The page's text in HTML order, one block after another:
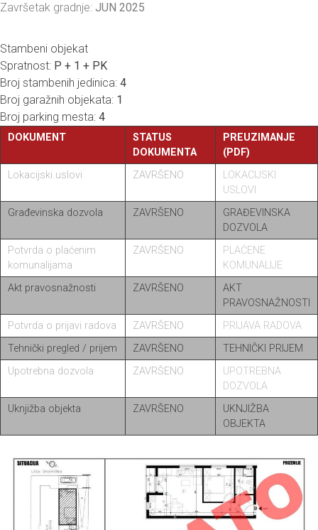
Završetak gradnje: JUN 2025
Stambeni objekat
Spratnost: P + 1 + PK
Broj stambenih jedinica: 4
Broj garažnih objekata: 1
Broj parking mesta: 4
DOKUMENT
STATUS
DOKUMENTA
PREUZIMANJE
(PDF)
Lokacijski uslovi
ZAVRŠENO
LOKACIJSKI
USLOVI
Građevinska dozvola
ZAVRŠENO
GRAĐEVINSKA
DOZVOLA
Potvrda o plaćenim
komunalijama
ZAVRŠENO
PLAĆENE
KOMUNALIJE
Akt pravosnažnosti
ZAVRŠENO
AKT
PRAVOSNAŽNOSTI
Potvrda o prijavi radova
ZAVRŠENO
PRIJAVA RADOVA
Tehnički pregled / prijem
ZAVRŠENO
TEHNIČKI PRIJEM
Upotrebna dozvola
ZAVRŠENO
UPOTREBNA
DOZVOLA
Uknjižba objekta
ZAVRŠENO
UKNJIŽBA
OBJEKTA